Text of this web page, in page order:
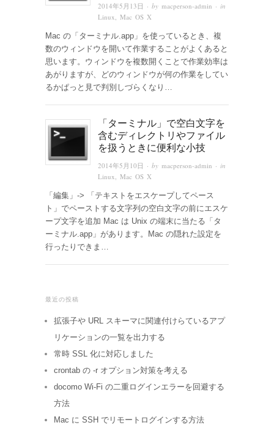
2014年5月13日 · bymacperson-admin · in
Linux,Mac OS X
Mac の「ターミナル.app」を使っているとき、複
数のウィンドウを開いて作業することがよくあると
思います。ウィンドウを複数開くことで作業効率は
あがりますが、どのウィンドウが何の作業をしてい
るかぱっと見で判別しづらくなり…
「ターミナル」で空白文字を
含むディレクトリやファイル
を扱うときに便利な小技
2014年5月10日 · by macperson-admin · in
Linux ,Mac OS X
「編集」-> 「テキストをエスケープしてペース
ト」でペーストする文字列の空白文字の前にエスケ
ープ文字を追加 Mac は Unix の端末に当たる「タ
ーミナル.app」があります。Mac の隠れた設定を
行ったりできま…
最近の投稿
拡張子や URL スキーマに関連付けらているアプ
リケーションの一覧を出力する
常時 SSL 化に対応しました
crontab の -r オプション対策を考える
docomo Wi-Fi の二重ログインエラーを回避する
方法
Mac に SSH でリモートログインする方法